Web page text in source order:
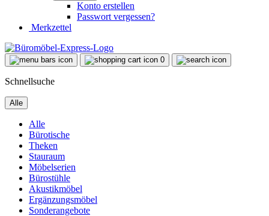
Konto erstellen
Passwort vergessen?
Merkzettel
0
Schnellsuche
Alle
Alle
Bürotische
Theken
Stauraum
Möbelserien
Bürostühle
Akustikmöbel
Ergänzungsmöbel
Sonderangebote